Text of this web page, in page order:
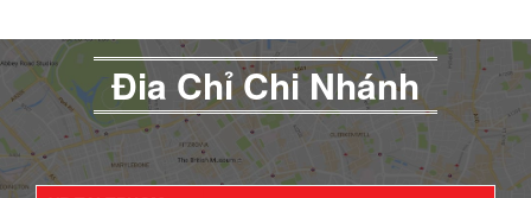
Đia Chỉ Chi Nhánh